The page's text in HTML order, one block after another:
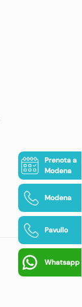
Prenota a
Modena
Modena
Pavullo
Whatsapp